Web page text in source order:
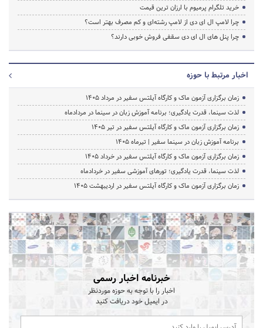
خرید تلگرام پرمیوم با ارزان ترین قیمت
چرا لامپ ال ای دی از لامپ رشته‌ای و کم مصرف بهتر است؟
چرا پنل های ال ای دی سقفی فروش خوبی دارند؟
اخبار مرتبط با حوزه
زمان برگزاری آزمون ماک و کارگاه آیلتس سفیر در مرداد 1405
لذت سینما، قدرت یادگیری؛ برنامه آموزش زبان در سینما در مردادماه
زمان برگزاری آزمون ماک و کارگاه آیلتس سفیر در تیر 1405
برنامه آموزش زبان در سینما سفیر | تیرماه ۱۴۰۵
زمان برگزاری آزمون ماک و کارگاه آیلتس سفیر در خرداد 1405
لذت سینما، قدرت یادگیری؛ تورهای آموزشی سفیر در خردادماه
زمان برگزاری آزمون ماک و کارگاه آیلتس سفیر در اردیبهشت 1405
خبرنامه اخبار رسمی
اخبار را با توجه به حوزه موردنظر
در ایمیل خود دریافت کنید